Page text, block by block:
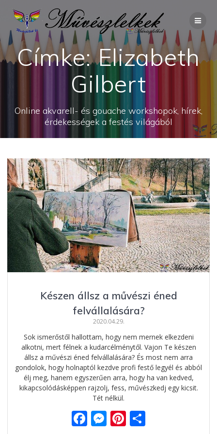
content
Címke:Elizabeth
Gilbert
Online akvarell- és gouache workshopok, hírek,
érdekességek a festés világából
Készen állsz a művészi éned
felvállalására?
2020.04.29.
Sok ismerőstől hallottam, hogy nem mernek elkezdeni
alkotni, mert félnek a kudarcélménytől. Vajon Te készen
állsz a művészi éned felvállalására? És most nem arra
gondolok, hogy holnaptól kezdve profi festő legyél és abból
élj meg, hanem egyszerűen arra, hogy ha van kedved,
kikapcsolódásképpen rajzolj, fess, művészkedj egy kicsit.
Tét nélkül.
F M Pi